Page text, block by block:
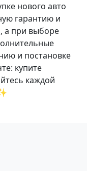
нового авто
гарантию и
а при выборе
и постановке
: купите
каждой